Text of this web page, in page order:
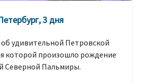
3 дня
об удивительной Петровской
которой произошло рождение
Северной Пальмиры.